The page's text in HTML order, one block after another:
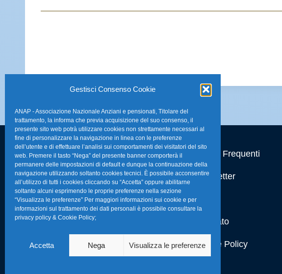
Gestisci Consenso Cookie
ANAP - Associazione Nazionale Anziani e pensionati, Titolare del
trattamento, la informa che previa acquisizione del suo consenso, il
presente sito web potrà utilizzare cookies non strettamente necessari al
fine di personalizzare la navigazione in linea con le preferenze
dell’utente e di effettuare l’analisi sui comportamenti dei visitatori del sito
web. Premere il tasto “Nega” del presente banner comporterà il
permanere delle impostazioni di default e dunque la continuazione della
navigazione utilizzando soltanto cookies tecnici. È possibile acconsentire
all’utilizzo di tutti i cookies cliccando su “Accetta” oppure abilitarne
soltanto alcuni esprimendo le proprie preferenze nella sezione
“Visualizza le preferenze” Per maggiori informazioni sui cookie e per
informazioni sul trattamento dei dati personali è possibile consultare la
privacy policy & Cookie Policy;
Accetta Nega Visualizza le preferenze
Sede Nazionale Anap Confartigianato:
Indirizzo: Via S. Giovanni in Laterano,
152 – 00184 Roma RM
Telefono: 0670374202
E-mail: anap@confartigianato.it
FAQ – Domande Frequenti
La nostra Newsletter
Link Utili
TG Confartigianato
Privacy & Cookie Policy